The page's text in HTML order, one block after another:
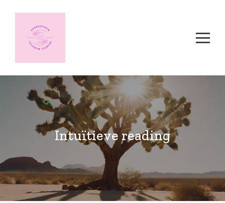
Intuïtieve reading